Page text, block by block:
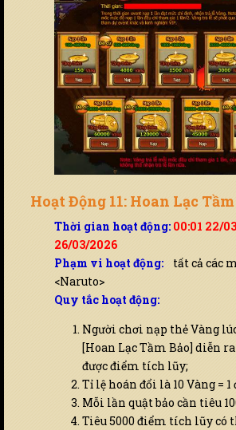
Hoạt Động 11: Hoan Lạc Tầm
Thời gian hoạt động: 00:01 22/
26/03/2026
Phạm vi hoạt động: tất cả các
<Naruto>
Quy tắc hoạt động:
Người chơi nạp thẻ Vàng
[Hoan Lạc Tầm Bảo] diễn
được điểm tích lũy;
Tỉ lệ hoán đổi là 10 Vàng =
Mỗi lần quật bảo cần tiêu
Tiêu 5000 điểm tích lũy có